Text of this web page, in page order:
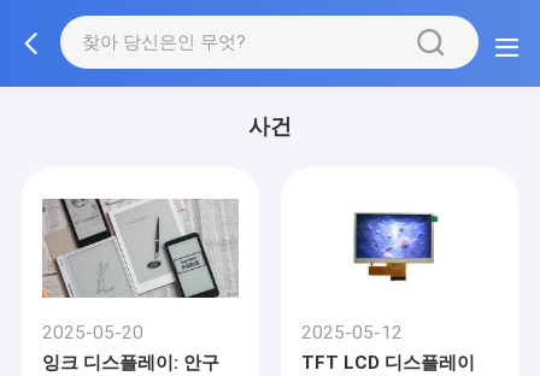
사건
2025-05-20
잉크 디스플레이: 안구
2025-05-12
TFT LCD 디스플레이